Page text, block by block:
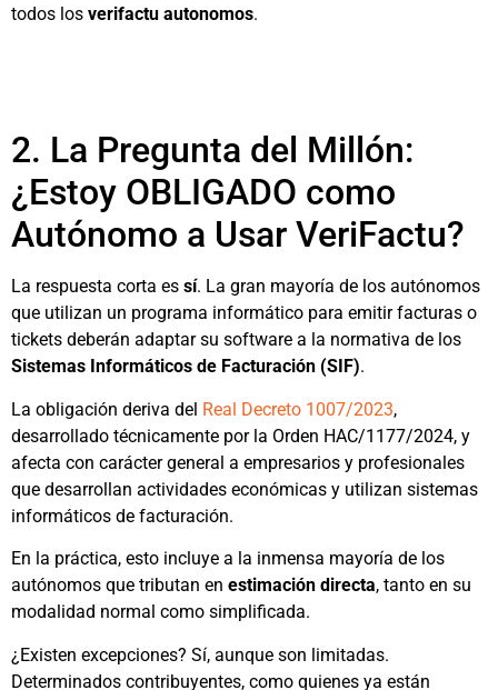
todos los verifactu autonomos.
2. La Pregunta del Millón:
¿Estoy OBLIGADO como
Autónomo a Usar VeriFactu?
La respuesta corta es sí. La gran mayoría de los autónomos
que utilizan un programa informático para emitir facturas o
tickets deberán adaptar su software a la normativa de los
Sistemas Informáticos de Facturación (SIF).
La obligación deriva del Real Decreto 1007/2023,
desarrollado técnicamente por la Orden HAC/1177/2024, y
afecta con carácter general a empresarios y profesionales
que desarrollan actividades económicas y utilizan sistemas
informáticos de facturación.
En la práctica, esto incluye a la inmensa mayoría de los
autónomos que tributan en estimación directa, tanto en su
modalidad normal como simplificada.
¿Existen excepciones? Sí, aunque son limitadas.
Determinados contribuyentes, como quienes ya están